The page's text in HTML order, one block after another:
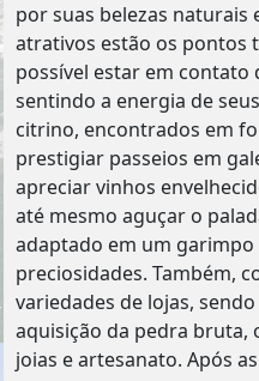
por suas belezas naturais
atrativos estão os pontos
possível estar em contato
sentindo a energia de
citrino, encontrados em
prestigiar passeios em
apreciar vinhos
até mesmo aguçar o
adaptado em um
preciosidades. Também,
variedades de lojas,
aquisição da pedra bruta,
joias e artesanato. Após